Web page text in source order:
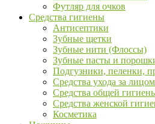
Футляр для очков
Средства гигиены
Антисептики
Зубные щетки
Зубные нити (Флоссы)
Зубные пасты и
Подгузники, пеленки,
Средства ухода за
Средства общей
Средства женской
Косметика